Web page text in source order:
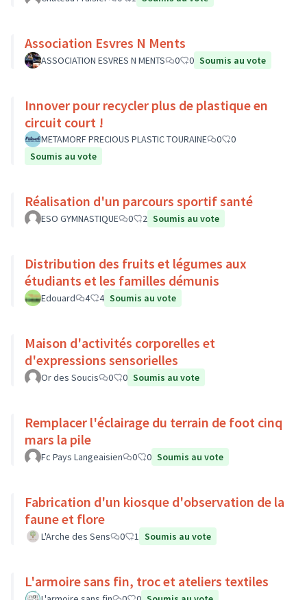
Association Esvres N Ments
ASSOCIATION ESVRES N MENTS 0 0 Soumis au vote
Innover pour recycler plus de plastique en
circuit court !
METAMORF PRECIOUS PLASTIC TOURAINE 0
0
Soumis au vote
Réalisation d'un parcours sportif santé
ESO GYMNASTIQUE 0 2 Soumis au vote
Distribution des fruits et légumes aux
étudiants et les familles démunis
Edouard 4 4 Soumis au vote
Maison d'activités corporelles et
d'expressions sensorielles
Or des Soucis 0 0 Soumis au vote
Remplacer l'éclairage du terrain de foot cinq
mars la pile
Fc Pays Langeaisien 0 0 Soumis au vote
Fabrication d'un kiosque d'observation de la
faune et flore
L'Arche des Sens 0 1 Soumis au vote
L'armoire sans fin, troc et ateliers textiles